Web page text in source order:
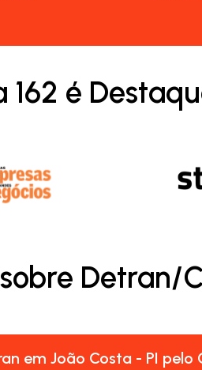
162 é
Detran/
em João Costa - PI pelo